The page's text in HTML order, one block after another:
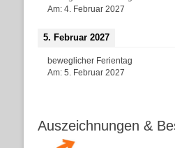
Am: 4. Februar 2027
5. Februar 2027
beweglicher Ferientag
Am: 5. Februar 2027
Auszeichnungen &